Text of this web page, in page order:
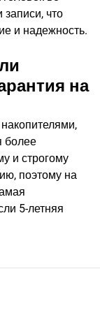
что
и надежность.
на
более
и строгому
поэтому на
5-летняя